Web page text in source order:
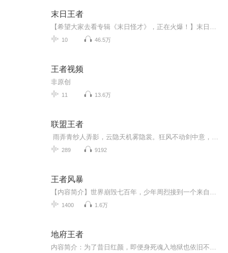
末日王者
10 46.5万
王者视频
非原创
11 13.6万
联盟王者
289 9192
王者风暴
1400 1.6万
地府王者